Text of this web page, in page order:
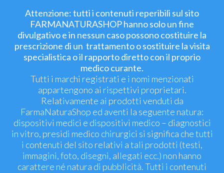
Attenzione: tutti i contenuti reperibili sul sito
FARMANATURASHOP hanno solo un fine
divulgativo e in nessun caso possono costituire la
prescrizione di un trattamento o sostituire la visita
specialistica o il rapporto diretto con il proprio
medico curante.
Tutti i marchi registrati e i nomi menzionati
appartengono ai rispettivi proprietari.
Relativamente ai prodotti venduti da
FarmaNaturaShop ed aventi la seguente natura:
dispositivi medici e dispositivi medico – diagnostici
in vitro, presidi medico chirurgici si significa che tutti
i contenuti del sito relativi a tali prodotti (testi,
immagini, foto, disegni, allegati ecc.) non hanno
carattere né natura di pubblicità. Tutti i contenuti